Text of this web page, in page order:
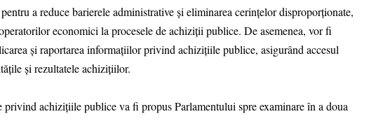
a reduce barierele administrative și eliminarea cerințelor disproporționate,
economici la procesele de achiziții publice. De asemenea, vor fi
şi raportarea informațiilor privind achizițiile publice, asigurând accesul
şi rezultatele achizițiilor.
achizițiile publice va fi propus Parlamentului spre examinare în a doua